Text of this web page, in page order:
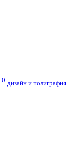
0 дизайн и полиграфия